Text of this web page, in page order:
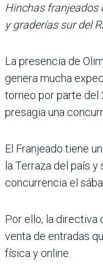
Hinchas franjeados
y graderías sur del
La presencia de
genera mucha
torneo por parte del
presagia una
El Franjeado tiene
la Terraza del país y
concurrencia el
Por ello, la directiva
venta de entradas
física y online.